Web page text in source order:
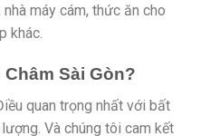
máy cám, thức ăn cho
khác.
Sài Gòn?
quan trọng nhất với bất
Và chúng tôi cam kết